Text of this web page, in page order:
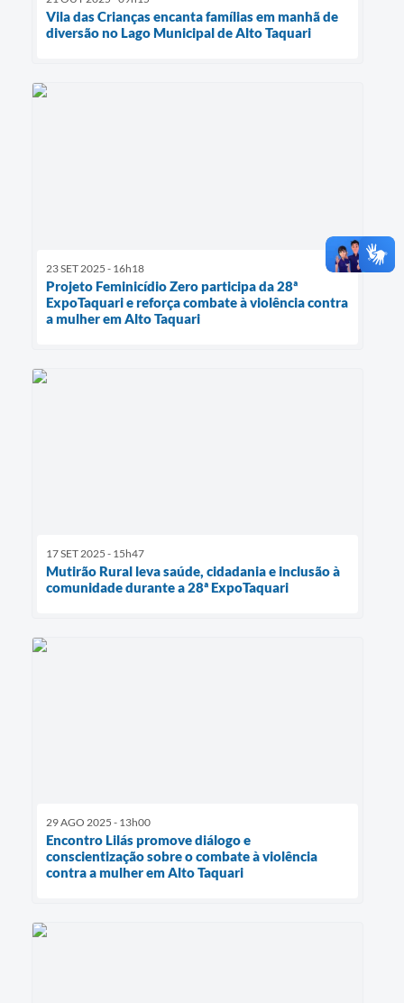
Vila das Crianças encanta famílias em manhã de
diversão no Lago Municipal de Alto Taquari
23 SET 2025 - 16h18
Projeto Feminicídio Zero participa da 28ª
ExpoTaquari e reforça combate à violência contra
a mulher em Alto Taquari
17 SET 2025 - 15h47
Mutirão Rural leva saúde, cidadania e inclusão à
comunidade durante a 28ª ExpoTaquari
29 AGO 2025 - 13h00
Encontro Lilás promove diálogo e
conscientização sobre o combate à violência
contra a mulher em Alto Taquari